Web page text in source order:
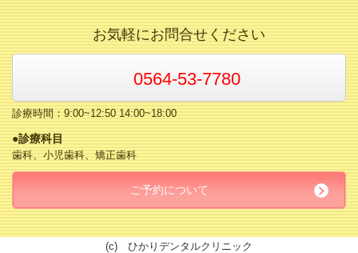
お気軽にお問合せください
0564-53-7780
診療時間：9:00~12:50 14:00~18:00
●診療科目
歯科、小児歯科、矯正歯科
ご予約について
(c) ひかりデンタルクリニック